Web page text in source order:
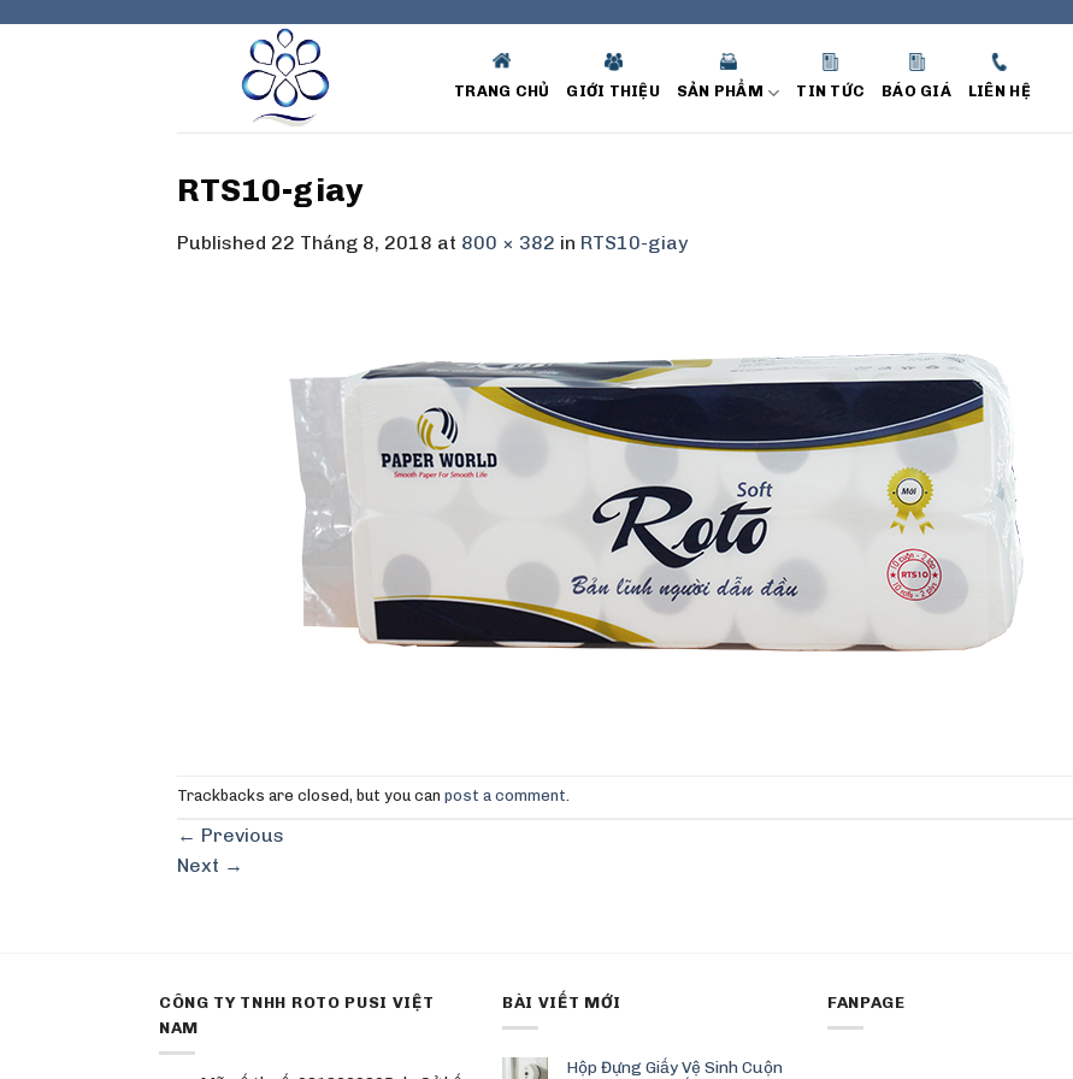
TRANG CHỦ GIỚI THIỆU SẢN PHẨM TIN TỨC BÁO GIÁ LIÊN HỆ
RTS10-giay
Published 22 Tháng 8, 2018 at 800 × 382 in RTS10-giay
Trackbacks are closed, but you can post a comment
← Previous
Next →
CÔNG TY TNHH ROTO PUSI VIỆT
NAM
BÀI VIẾT MỚI
Hộp Đựng Giấy Vệ Sinh Cuộn
FANPAGE